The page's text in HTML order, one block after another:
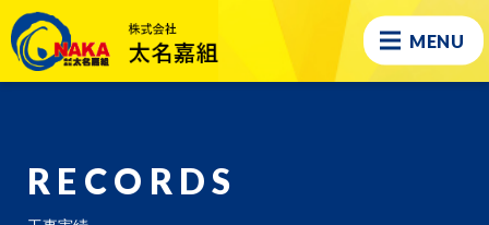
MENU
RECORDS